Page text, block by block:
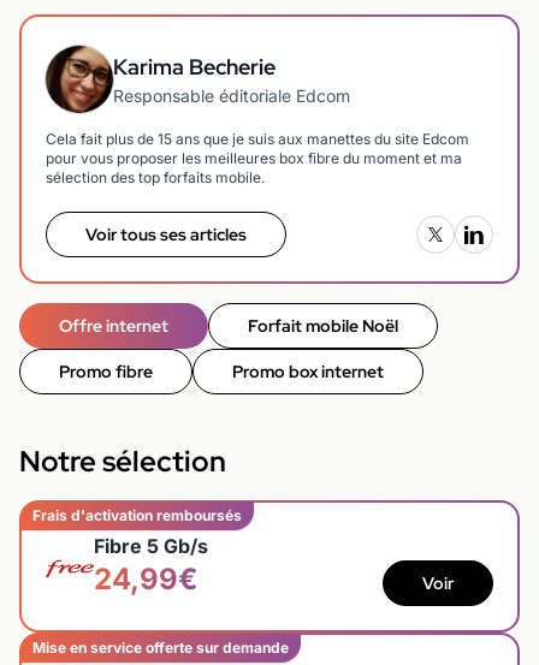
Karima Becherie
Responsable éditoriale Edcom
Cela fait plus de 15 ans que je suis aux manettes du site Edcom
pour vous proposer les meilleures box fibre du moment et ma
sélection des top forfaits mobile.
Voir tous ses articles
Offre internet Forfait mobile Noël
Promo fibre Promo box internet
Notre sélection
Frais d'activation remboursés
Fibre 5 Gb/s
24,99€ Voir
Mise en service offerte sur demande